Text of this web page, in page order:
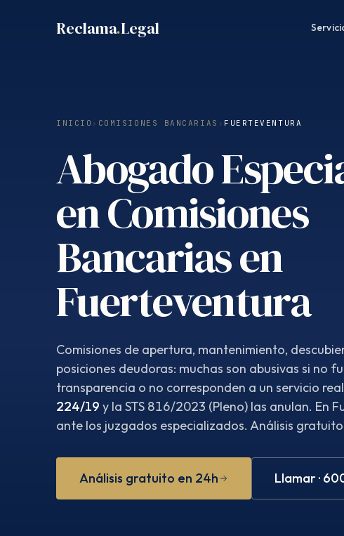
Reclama.Legal
INICIO › COMISIONES BANCARIAS › FUERTEVENTURA
Abogado
en Comisiones
Bancarias en
Fuerteventura
Comisiones de apertura, mantenimiento,
posiciones deudoras: muchas son abusivas si no
transparencia o no corresponden a un servicio
224/19 y la STS 816/2023 (Pleno) las anulan. En
ante los juzgados especializados. Análisis
Análisis gratuito en 24h Llamar ·